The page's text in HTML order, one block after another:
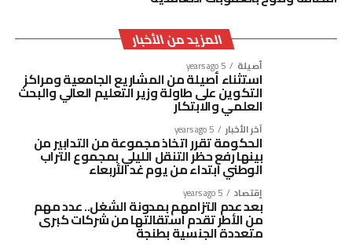
المزيد من الأخبار
أصيلة 5 years ago
استثناء أصيلة من المشاريع الجامعية ومراكز
التكوين على طاولة وزير التعليم العالي والبحث
العلمي والابتكار
آخر الأخبار 5 years ago
الحكومة تقرر اتخاذ مجموعة من التدابير من
بينها رفع حظر التنقل الليلي بمجموع التراب
الوطني ابتداء من يوم غد الأربعاء
إقتصاد 5 years ago
بعد عدم التزامهم بمدونة الشغل.. عدد مهم
من الأطر تقدم استقالتها من شركات كبرى
متعددة الجنسية بطنجة